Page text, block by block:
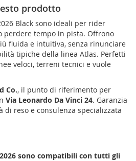
prodotto
Black sono ideali per rider
perdere tempo in pista. Offrono
fluida e intuitiva, senza rinunciare
tipiche della linea Atlas. Perfetti
veloci, terreni tecnici e vuole
Co., il punto di riferimento per
Via Leonardo Da Vinci 24. Garanzia
di reso e consulenza specializzata
sono compatibili con tutti gli